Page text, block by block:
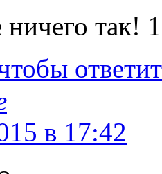
ничего так!
в 17:42